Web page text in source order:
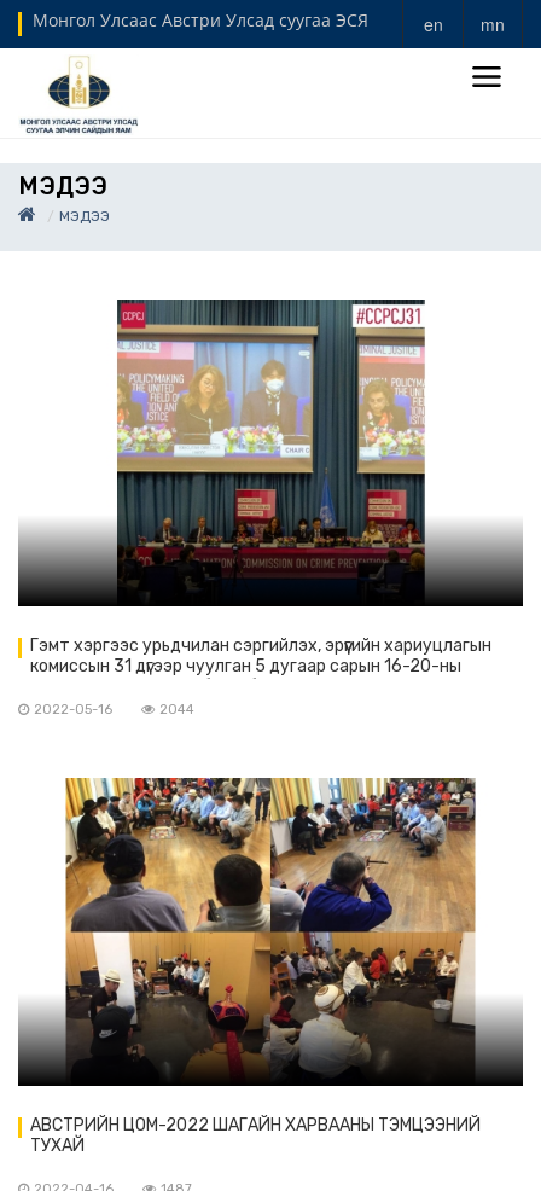
Монгол Улсаас Австри Улсад суугаа ЭСЯ en mn
МЭДЭЭ
МЭДЭЭ
Гэмт хэргээс урьдчилан сэргийлэх, эрүүгийн хариуцлагын
комиссын 31 дүгээр чуулган 5 дугаар сарын 16-20-ны
2022-05-16 2044
АВСТРИЙН ЦОМ-2022 ШАГАЙН ХАРВААНЫ ТЭМЦЭЭНИЙ
ТУХАЙ